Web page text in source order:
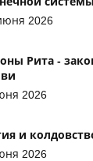
2026
Рита -
2026
и
2026